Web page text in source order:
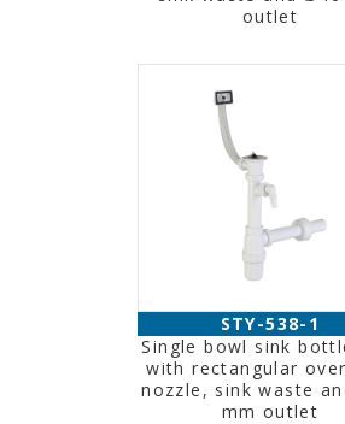
outlet
STY-538-1
Single bowl sink
with rectangular
nozzle, sink waste
mm outlet